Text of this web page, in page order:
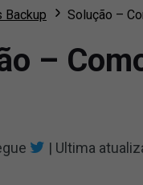
Backup Solução –
–
| Ultima